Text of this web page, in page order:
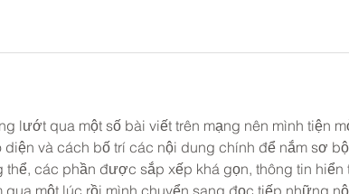
lướt qua một số bài viết trên mạng nên mình tiện
và cách bố trí các nội dung chính để nắm sơ
các phần được sắp xếp khá gọn, thông tin hiển
một lúc rồi mình chuyển sang đọc tiếp những